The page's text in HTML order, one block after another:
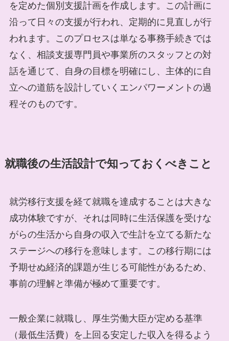
を定めた個別支援計画を作成します。この計画に
沿って日々の支援が行われ、定期的に見直しが行
われます。このプロセスは単なる事務手続きでは
なく、相談支援専門員や事業所のスタッフとの対
話を通じて、自身の目標を明確にし、主体的に自
立への道筋を設計していくエンパワーメントの過
程そのものです。
就職後の生活設計で知っておくべきこと
就労移行支援を経て就職を達成することは大きな
成功体験ですが、それは同時に生活保護を受けな
がらの生活から自身の収入で生計を立てる新たな
ステージへの移行を意味します。この移行期には
予期せぬ経済的課題が生じる可能性があるため、
事前の理解と準備が極めて重要です。
一般企業に就職し、厚生労働大臣が定める基準
（最低生活費）を上回る安定した収入を得るよう